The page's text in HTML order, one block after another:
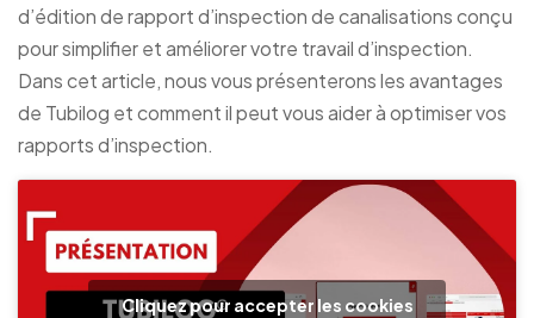
d’édition de rapport d’inspection de canalisations conçu
pour simplifier et améliorer votre travail d’inspection.
Dans cet article, nous vous présenterons les avantages
de Tubilog et comment il peut vous aider à optimiser vos
rapports d’inspection.
Cliquez pour accepter les cookies